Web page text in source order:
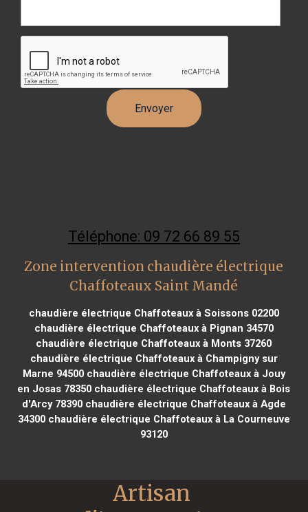
Téléphone: 09 72 66 89 55
Zone intervention chaudière électrique
Chaffoteaux Saint Mandé
chaudière électrique Chaffoteaux à Soissons 02200
chaudière électrique Chaffoteaux à Pignan 34570
chaudière électrique Chaffoteaux à Monts 37260
chaudière électrique Chaffoteaux à Champigny sur
Marne 94500chaudière électrique Chaffoteaux à Jouy
en Josas 78350 chaudière électrique Chaffoteaux à Bois
d'Arcy 78390chaudière électrique Chaffoteaux à Agde
34300chaudière électrique Chaffoteaux à La Courneuve
93120
Artisan